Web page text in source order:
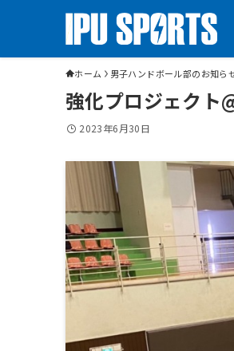
ホーム 男子ハンドボール部のお知ら
強化プロジェクト
2023年6月30日